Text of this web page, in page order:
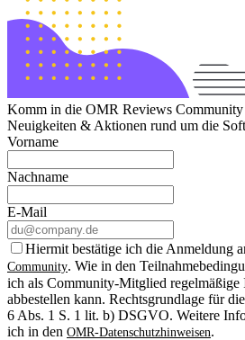
Komm in die OMR Reviews Community
Neuigkeiten & Aktionen rund um die
Vorname
Nachname
E-Mail
Hiermit bestätige ich die Anmeldung
Community. Wie in den
ich als Community-Mitglied regelmäßige
abbestellen kann. Rechtsgrundlage für
6 Abs. 1 S. 1 lit. b) DSGVO. Weitere
ich in den OMR-Datenschutzhinweisen.